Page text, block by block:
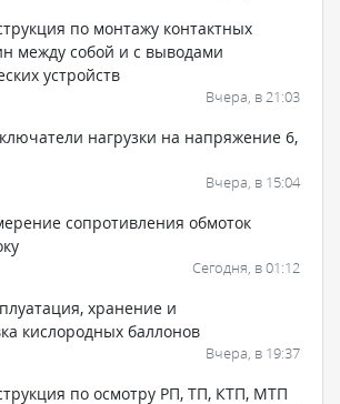
по монтажу контактных
между собой и с выводами
устройств
Вчера, в 21:03
нагрузки на напряжение 6,
Вчера, в 15:04
сопротивления обмоток
Сегодня, в 01:12
хранение и
кислородных баллонов
Вчера, в 19:37
по осмотру РП, ТП, КТП, МТП